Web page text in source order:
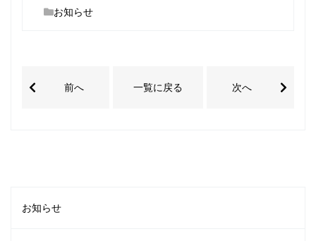
お知らせ
前へ 一覧に戻る 次へ
お知らせ